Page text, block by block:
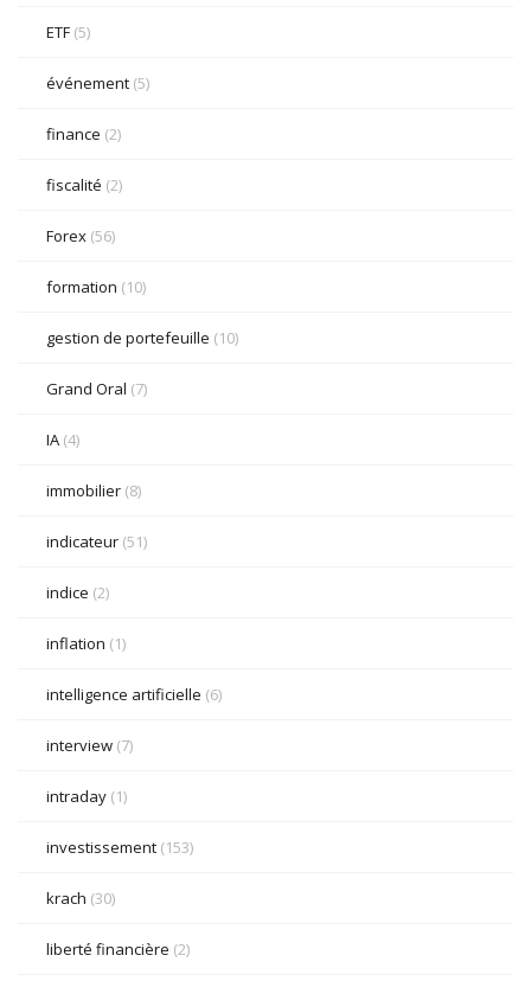
ETF (5)
événement (5)
finance (2)
fiscalité (2)
Forex (56)
formation (10)
gestion de portefeuille (10)
Grand Oral (7)
IA (4)
immobilier (8)
indicateur (51)
indice (2)
inflation (1)
intelligence artificielle (6)
interview (7)
intraday (1)
investissement (153)
krach (30)
liberté financière (2)